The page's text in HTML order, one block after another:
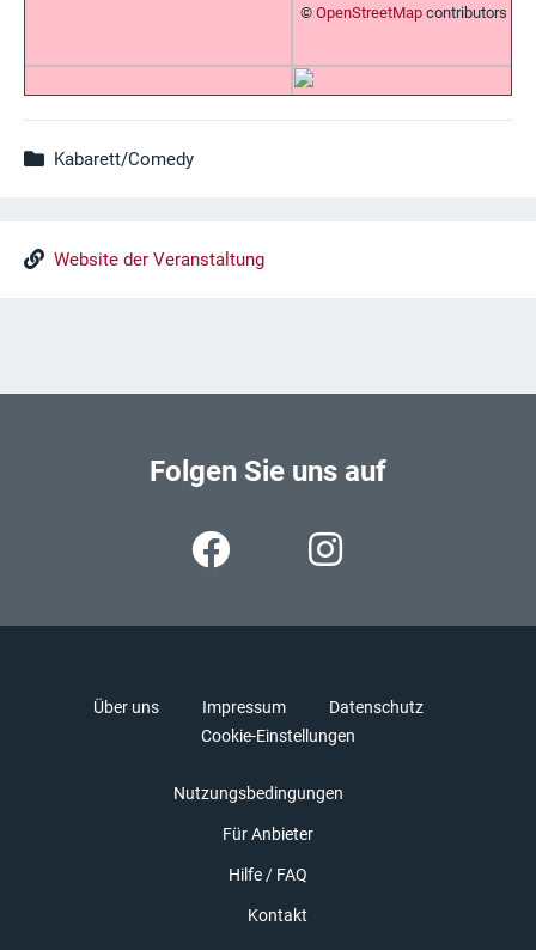
© OpenStreetMap contributors
Kabarett/Comedy
Website der Veranstaltung
Folgen Sie uns auf
Über uns Impressum
Datenschutz
Cookie-Einstellungen
Nutzungsbedingungen
Für Anbieter
Hilfe / FAQ
Kontakt